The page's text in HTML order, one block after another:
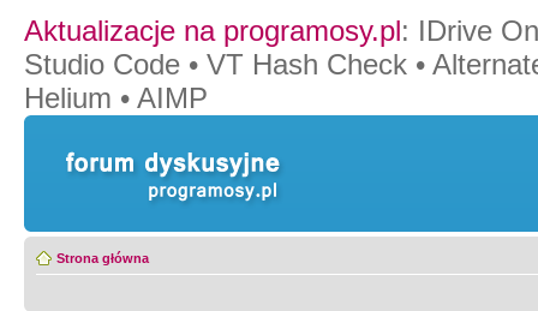
Aktualizacje na programosy.pl: IDrive
Studio Code • VT Hash Check •
Helium • AIMP
Strona główna